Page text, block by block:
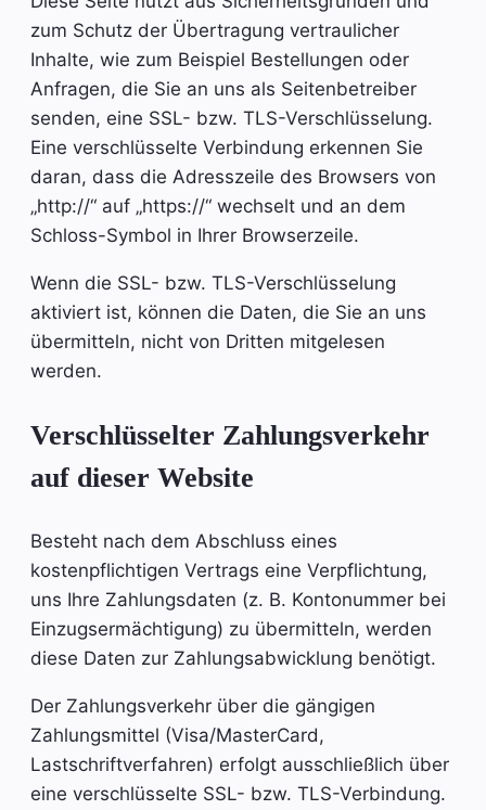
zum Schutz der Übertragung vertraulicher
Inhalte, wie zum Beispiel Bestellungen oder
Anfragen, die Sie an uns als Seitenbetreiber
senden, eine SSL- bzw. TLS-Verschlüsselung.
Eine verschlüsselte Verbindung erkennen Sie
daran, dass die Adresszeile des Browsers von
„http://“ auf „https://“ wechselt und an dem
Schloss-Symbol in Ihrer Browserzeile.
Wenn die SSL- bzw. TLS-Verschlüsselung
aktiviert ist, können die Daten, die Sie an uns
übermitteln, nicht von Dritten mitgelesen
werden.
Verschlüsselter Zahlungsverkehr
auf dieser Website
Besteht nach dem Abschluss eines
kostenpflichtigen Vertrags eine Verpflichtung,
uns Ihre Zahlungsdaten (z. B. Kontonummer bei
Einzugsermächtigung) zu übermitteln, werden
diese Daten zur Zahlungsabwicklung benötigt.
Der Zahlungsverkehr über die gängigen
Zahlungsmittel (Visa/MasterCard,
Lastschriftverfahren) erfolgt ausschließlich über
eine verschlüsselte SSL- bzw. TLS-Verbindung.